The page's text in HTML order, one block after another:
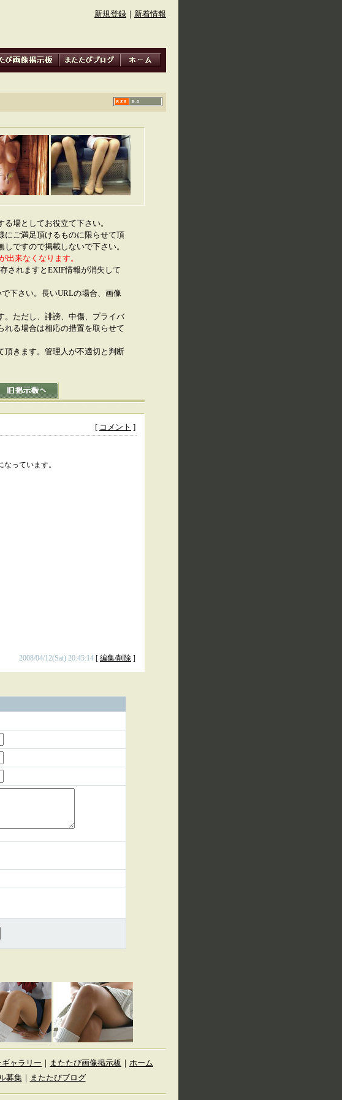
新規登録 新着情報
場としてお役立て下さい。
にご満足頂けるものに限らせて頂
ですので掲載しないで下さい。
出来なくなります。
されますとEXIF情報が消失して
下さい。長いURLの場合、画像
。ただし、誹謗、中傷、プライバ
れる場合は相応の措置を取らせて
頂きます。管理人が不適切と判断
[ コメント ]
なっています。
2008/04/12(Sat) 20:45:14 [ 編集/削除 ]
ャラリー またたび画像掲示板
ホーム
募集｜ またたびブログ